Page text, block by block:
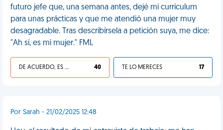
futuro jefe que, una semana antes, dejé mi currículum
para unas prácticas y que me atendió una mujer muy
desagradable. Tras describírsela a petición suya, me dice:
"Ah sí, es mi mujer." FML
DE ACUERDO, ES UNA VIDA HP 40 TE LO MERECES 17
Por Sarah - 21/02/2025 12:48